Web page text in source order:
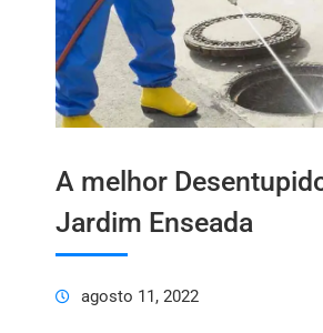
A melhor
Jardim Enseada
agosto 11, 2022